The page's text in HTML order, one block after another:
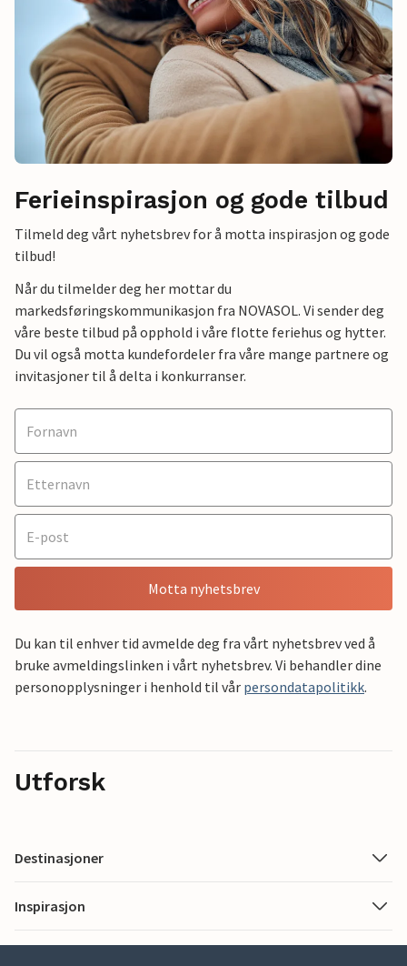
Ferieinspirasjon og gode tilbud
Tilmeld deg vårt nyhetsbrev for å motta inspirasjon og gode
tilbud!
Når du tilmelder deg her mottar du
markedsføringskommunikasjon fra NOVASOL. Vi sender deg
våre beste tilbud på opphold i våre flotte feriehus og hytter.
Du vil også motta kundefordeler fra våre mange partnere og
invitasjoner til å delta i konkurranser.
Motta nyhetsbrev
Du kan til enhver tid avmelde deg fra vårt nyhetsbrev ved å
bruke avmeldingslinken i vårt nyhetsbrev. Vi behandler dine
personopplysninger i henhold til vår persondatapolitikk.
Utforsk
Destinasjoner
Inspirasjon